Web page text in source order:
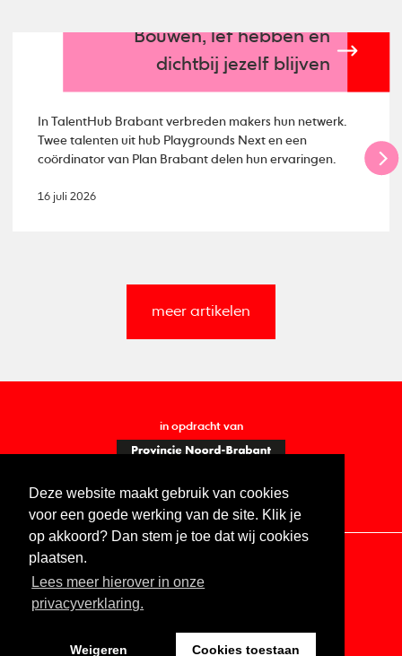
Deze website maakt gebruik van cookies
voor een goede werking van de site. Klik je
op akkoord? Dan stem je toe dat wij cookies
plaatsen.
Lees meer hierover in onze
privacyverklaring.
Weigeren Cookies toestaan
Bouwen, lef hebben en
dichtbij jezelf blijven
In TalentHub Brabant verbreden makers hun netwerk.
Twee talenten uit hub Playgrounds Next en een
coördinator van Plan Brabant delen hun ervaringen.
16 juli 2026
meer artikelen
in opdracht van
Contact Vacatures ANBI
Digitale toegankelijkheid